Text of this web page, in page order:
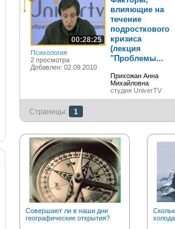
00:28:25
Психология
2 просмотра
Добавлен: 02.09.2010
влияющие на
течение
подросткового
кризиса
(лекция
"Проблемы...
Прихожан Анна
Михайловна
студия UniverTV
Страницы: 1
Совершают ли в наши дни
географические открытия?